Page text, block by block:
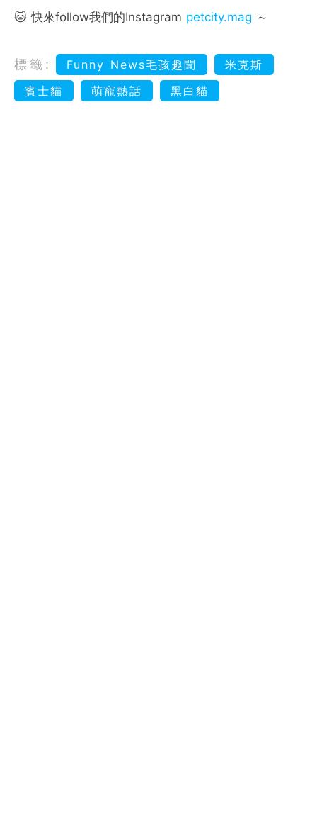
🐱 快來follow我們的Instagram petcity.mag ～
標籤: Funny News毛孩趣聞
米克斯
賓士貓
萌寵熱話 黑白貓